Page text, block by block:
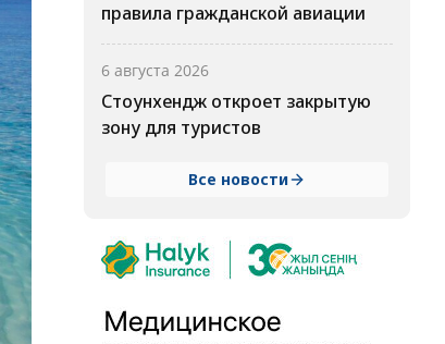
правила гражданской авиации
6 августа 2026
Стоунхендж откроет закрытую
зону для туристов
Все новости